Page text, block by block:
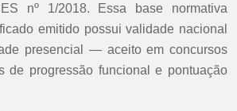
nº 1/2018. Essa base normativa
emitido possui validade nacional
presencial — aceito em concursos
de progressão funcional e pontuação